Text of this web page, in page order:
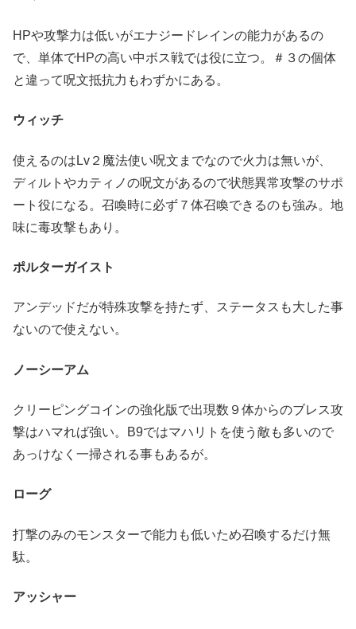
HPや攻撃力は低いがエナジードレインの能力があるの
で、単体でHPの高い中ボス戦では役に立つ。＃３の個体
と違って呪文抵抗力もわずかにある。
ウィッチ
使えるのはLv２魔法使い呪文までなので火力は無いが、
ディルトやカティノの呪文があるので状態異常攻撃のサポ
ート役になる。召喚時に必ず７体召喚できるのも強み。地
味に毒攻撃もあり。
ポルターガイスト
アンデッドだが特殊攻撃を持たず、ステータスも大した事
ないので使えない。
ノーシーアム
クリーピングコインの強化版で出現数９体からのブレス攻
撃はハマれば強い。B9ではマハリトを使う敵も多いので
あっけなく一掃される事もあるが。
ローグ
打撃のみのモンスターで能力も低いため召喚するだけ無
駄。
アッシャー